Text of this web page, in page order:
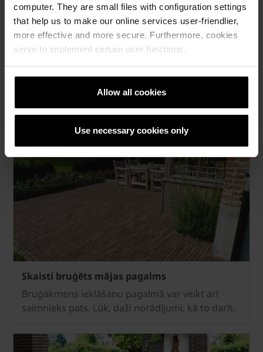
computer. They are small files with configuration settings
that help us to make our online services user-friendlier,
more effective and more secure. Furthermore, cookies
serve to implement certain user functions.
Allow all cookies
Use necessary cookies only
Blīvēšana jāuzsāk no malām un jābeidz centrā.
15. Pēc blīvēšanas šuvēs papildus jāiepilda šuvju
materiāls.
pēc tam bruģa virsmu vēlreiz notīra.
Lasīt vēl!
Skaisti bruģēts mājas pagalms
Bruģakmens ieklāšanu pagalmā var veikt arī
saimnieks pats. Lūk, daži norādījumi, kā to darīt.